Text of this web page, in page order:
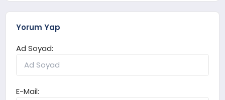
Yorum Yap
Ad Soyad:
E-Mail: